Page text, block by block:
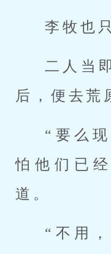
李牧也
二人当
后，便去荒
“要么
怕他们已
道。
“不用